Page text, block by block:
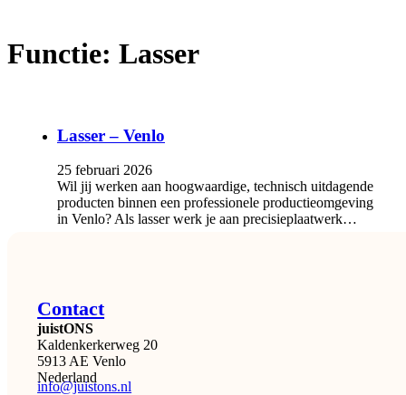
Functie: Lasser
Lasser – Venlo
25 februari 2026
Wil jij werken aan hoogwaardige, technisch uitdagende
producten binnen een professionele productieomgeving
in Venlo? Als lasser werk je aan precisieplaatwerk…
Contact
juistONS
Kaldenkerkerweg 20
5913 AE Venlo
Nederland
info@juistons.nl